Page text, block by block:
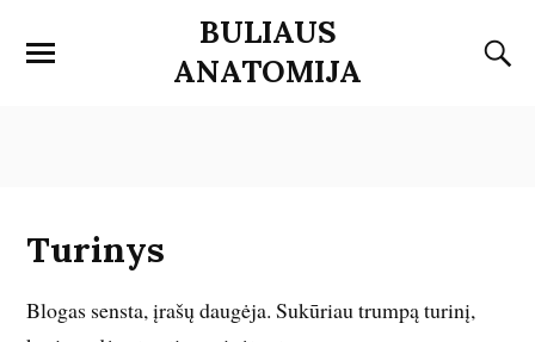
BULIAUS
ANATOMIJA
Turinys
Blogas sensta, įrašų daugėja. Sukūriau trumpą turinį,